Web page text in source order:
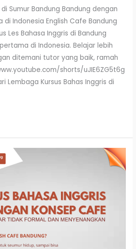
Sumur Bandung Bandung dengan
Indonesia English Cafe Bandung
Les Bahasa Inggris di Bandung
di Indonesia. Belajar lebih
ditemani tutor yang baik, ramah
shorts/uJIE6ZG5t6g
Lembaga Kursus Bahas Inggris di